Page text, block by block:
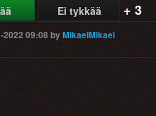
Ei tykkää + 3
2022 09:08byMikaelMikael